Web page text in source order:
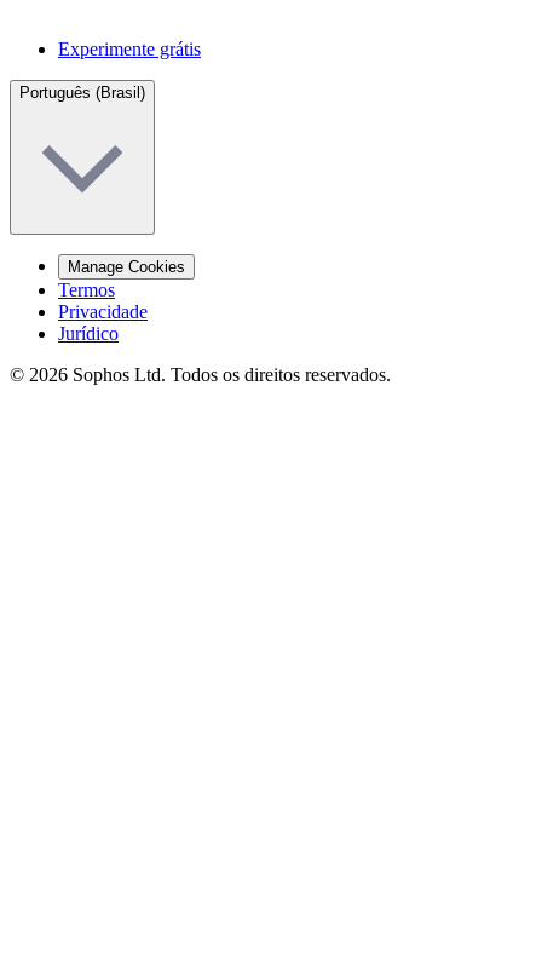
Experimente grátis
Português (Brasil)
Manage Cookies
Termos
Privacidade
Jurídico
© 2026 Sophos Ltd. Todos os direitos reservados.